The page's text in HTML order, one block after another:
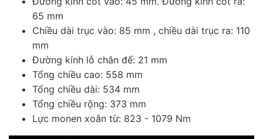
65 mm
Chiều dài trục vào: 85 mm , chiều dài trục ra: 110
mm
Đường kính lỗ chân đế: 21 mm
Tổng chiều cao: 558 mm
Tổng chiều dài: 534 mm
Tổng chiều rộng: 373 mm
Lực monen xoắn từ: 823 - 1079 Nm